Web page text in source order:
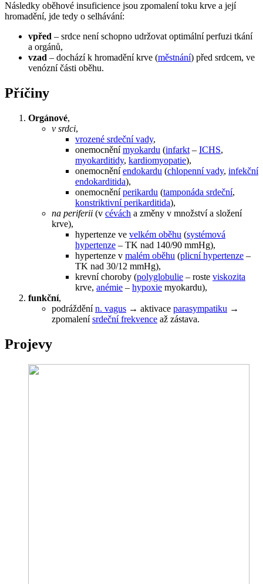
Následky oběhové insuficience jsou zpomalení toku krve a její
hromadění, jde tedy o selhávání:
vpřed – srdce není schopno udržovat optimální perfuzi tkání
a orgánů,
vzad – dochází k hromadění krve (městnání) před srdcem, ve
venózní části oběhu.
Příčiny
Orgánové,
v srdci,
vrozené srdeční vady,
onemocněnímyokardu (infarkt – ICHS,
myokarditidy, kardiomyopatie),
onemocněníendokardu (chlopenní vady, infekční
endokarditida),
onemocněníperikardu (tamponáda srdeční,
konstriktivní perikarditida),
na periferii (v cévách a změny v množství a složení
krve),
hypertenze ve velkém oběhu (systémová
hypertenze – TK nad 140/90 mmHg),
hypertenze v malém oběhu (plicní hypertenze –
TK nad 30/12 mmHg),
krevní choroby (polyglobulie – roste viskozita
krve, anémie – hypoxie myokardu),
funkční,
podrážděnín. vagus → aktivace parasympatiku →
zpomalenísrdeční frekvence až zástava.
Projevy